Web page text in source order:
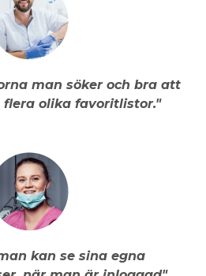
man söker och bra att
olika favoritlistor."
kan se sina egna